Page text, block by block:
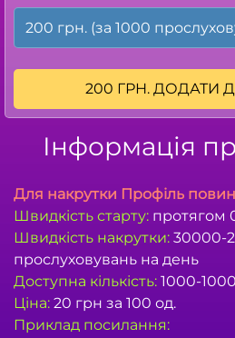
200 ГРН. ДОДАТИ
Інформація
Для накрутки Профіль
Швидкість старту: протягом
Швидкість накрутки: 30000-
прослуховувань на день
Доступна кількість: 1000-
Ціна: 20 грн за 100 од.
Приклад посилання: